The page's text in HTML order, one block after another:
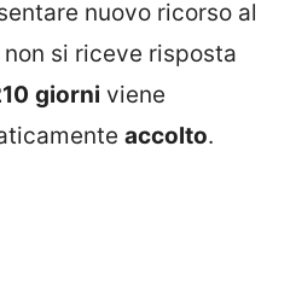
nuovo ricorso al
si riceve risposta
giorni viene
accolto.